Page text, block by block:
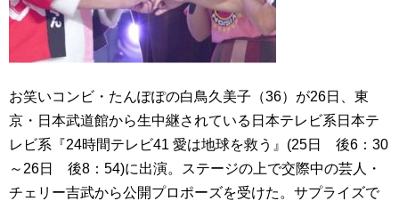
お笑いコンビ・たんぽぽの白鳥久美子（36）が26日、東
京・日本武道館から生中継されている日本テレビ系日本テ
レビ系『24時間テレビ41 愛は地球を救う』(25日 後6：30
～26日 後8：54)に出演。ステージの上で交際中の芸人・
チェリー吉武から公開プロポーズを受けた。サプライズで